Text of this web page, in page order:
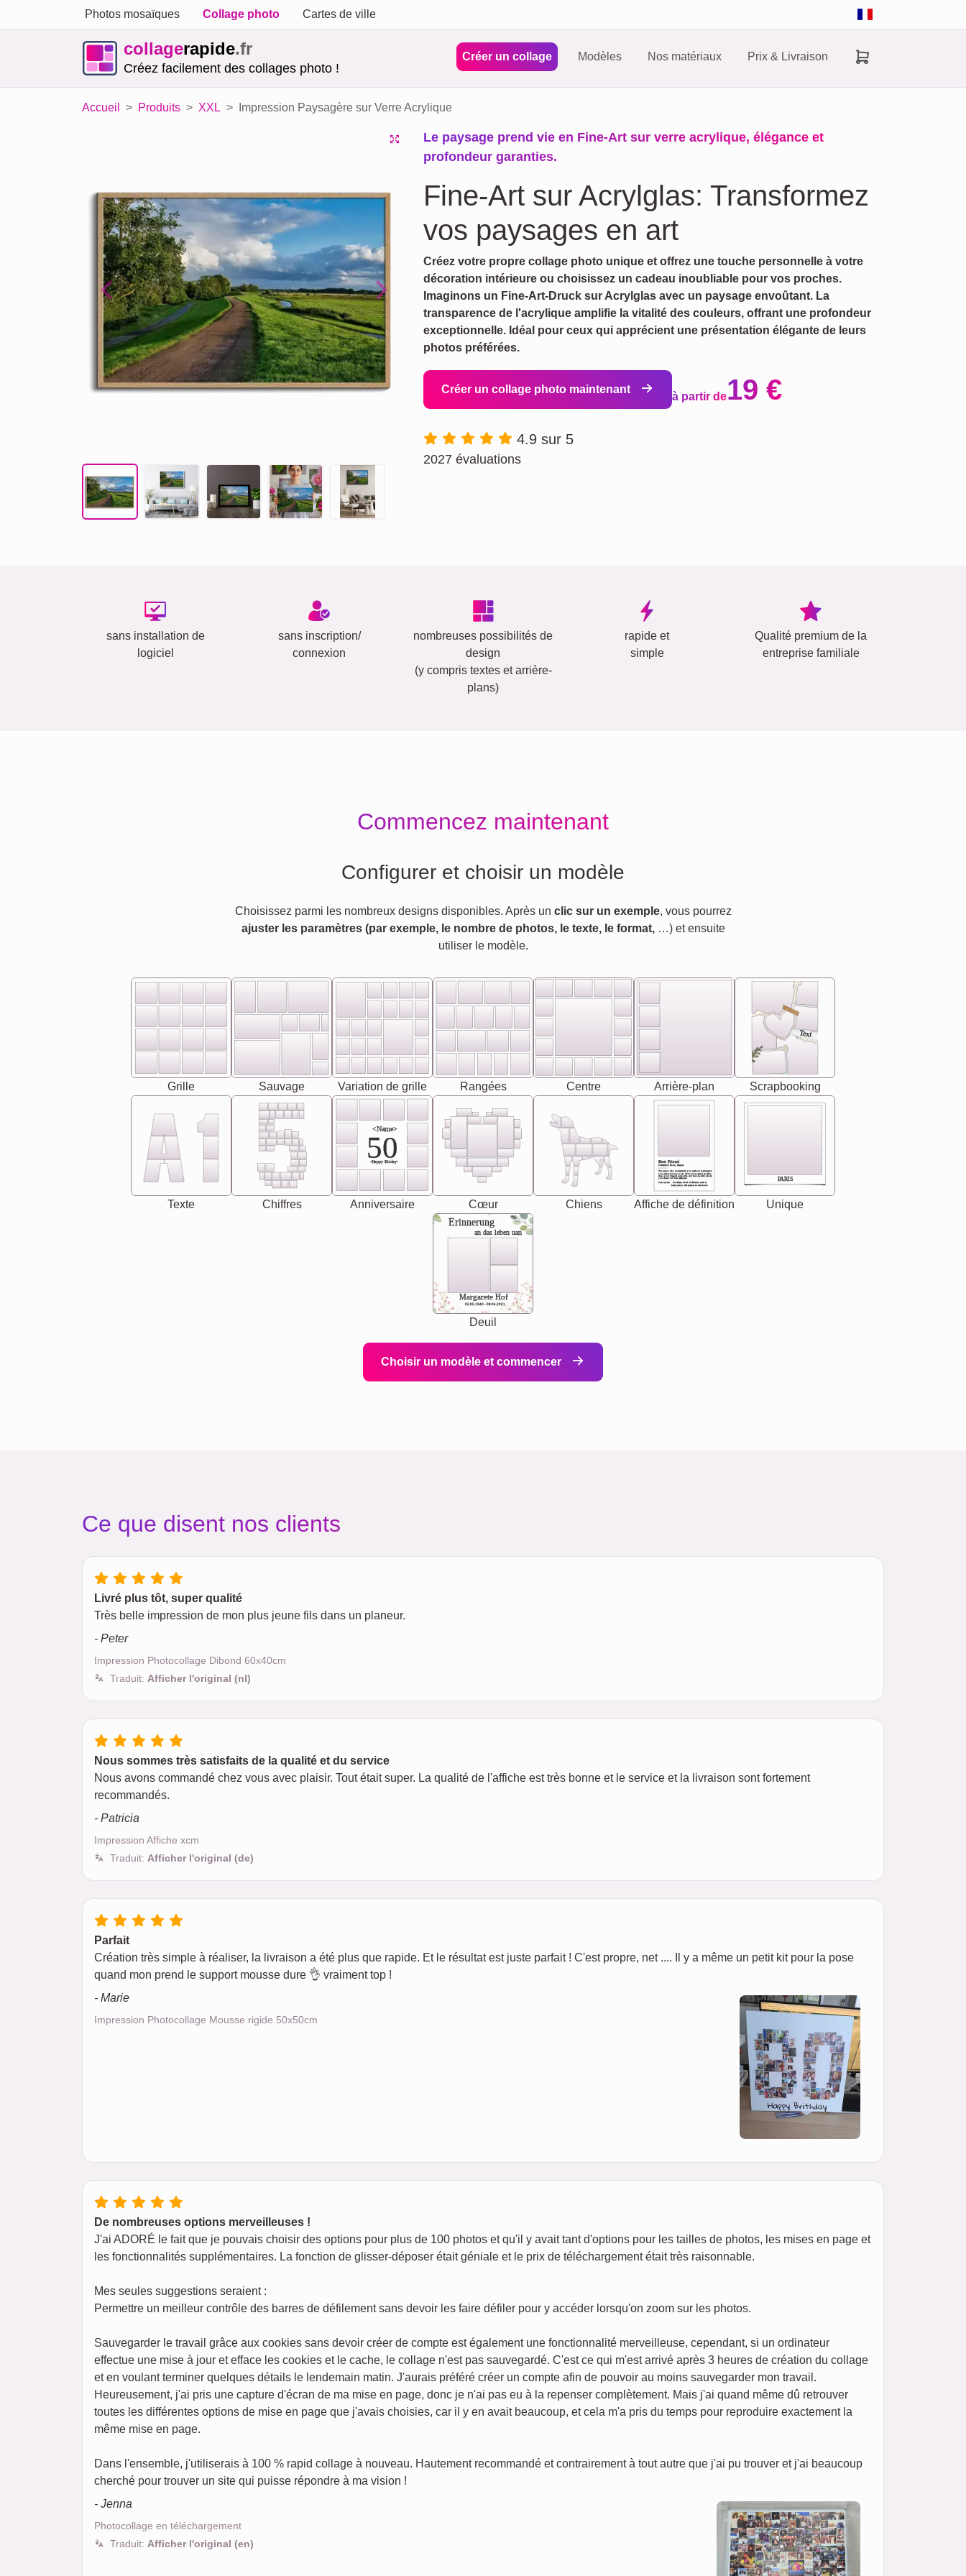
Photos mosaïques Collage photo Cartes de ville
collagerapide.fr
Créez facilement des collages photo !
Créer un collage Modèles Nos matériaux Prix & Livraison
Accueil Produits XXL Impression Paysagère sur Verre Acrylique
Previous Next
Le paysage prend vie en Fine-Art sur verre acrylique, élégance et
profondeur garanties.
Fine-Art sur Acrylglas: Transformez
vos paysages en art
Créez votre propre collage photo unique et offrez une touche personnelle à votre
décoration intérieure ou choisissez un cadeau inoubliable pour vos proches.
Imaginons un Fine-Art-Druck sur Acrylglas avec un paysage envoûtant. La
transparence de l'acrylique amplifie la vitalité des couleurs, offrant une profondeur
exceptionnelle. Idéal pour ceux qui apprécient une présentation élégante de leurs
photos préférées.
Créer un collage photo maintenant
à partir de19 €
4.9 sur 5
2027 évaluations
sans installation de
logiciel
sans inscription/
connexion
nombreuses possibilités de
design
(y compris textes et arrière-
plans)
rapide et
simple
Qualité premium de la
entreprise familiale
Commencez maintenant
Configurer et choisir un modèle
Choisissez parmi les nombreux designs disponibles. Après un clic sur un exemple, vous pourrez
ajuster les paramètres (par exemple, le nombre de photos, le texte, le format,…) et ensuite
utiliser le modèle.
Grille Sauvage Variation de grille Rangées Centre Arrière-plan
Text
Scrapbooking
Texte Chiffres
<Name>
50
-Happy Birday-
Anniversaire Cœur Chiens
Best Friend
[<NAME>] Noun, feminie
Synonyms: Soulmate, closet confidante, sister at
heart person, life partner in adventure.
The person who understands you without explanation
you accepts just as you are. She's your partner in life's,
chaos your biggest supporter, and the one with whom
you share your best memories.
Affiche de définition
PARIS
Unique
Erinnerung
an das leben uan
Margarete Hof
02.05.1940 - 08.04.2021
Deuil
Choisir un modèle et commencer
Ce que disent nos clients
Livré plus tôt, super qualité
Très belle impression de mon plus jeune fils dans un planeur.
- Peter
Impression Photocollage Dibond 60x40cm
Traduit: Afficher l'original (nl)
Nous sommes très satisfaits de la qualité et du service
Nous avons commandé chez vous avec plaisir. Tout était super. La qualité de l'affiche est très bonne et le service et la livraison sont fortement
recommandés.
- Patricia
Impression Affiche xcm
Traduit: Afficher l'original (de)
Parfait
Création très simple à réaliser, la livraison a été plus que rapide. Et le résultat est juste parfait ! C'est propre, net .... Il y a même un petit kit pour la pose
quand mon prend le support mousse dure 👌 vraiment top !
- Marie
Impression Photocollage Mousse rigide 50x50cm
De nombreuses options merveilleuses !
J'ai ADORÉ le fait que je pouvais choisir des options pour plus de 100 photos et qu'il y avait tant d'options pour les tailles de photos, les mises en page et
les fonctionnalités supplémentaires. La fonction de glisser-déposer était géniale et le prix de téléchargement était très raisonnable.
Mes seules suggestions seraient :
Permettre un meilleur contrôle des barres de défilement sans devoir les faire défiler pour y accéder lorsqu'on zoom sur les photos.
Sauvegarder le travail grâce aux cookies sans devoir créer de compte est également une fonctionnalité merveilleuse, cependant, si un ordinateur
effectue une mise à jour et efface les cookies et le cache, le collage n'est pas sauvegardé. C'est ce qui m'est arrivé après 3 heures de création du collage
et en voulant terminer quelques détails le lendemain matin. J'aurais préféré créer un compte afin de pouvoir au moins sauvegarder mon travail.
Heureusement, j'ai pris une capture d'écran de ma mise en page, donc je n'ai pas eu à la repenser complètement. Mais j'ai quand même dû retrouver
toutes les différentes options de mise en page que j'avais choisies, car il y en avait beaucoup, et cela m'a pris du temps pour reproduire exactement la
même mise en page.
Dans l'ensemble, j'utiliserais à 100 % rapid collage à nouveau. Hautement recommandé et contrairement à tout autre que j'ai pu trouver et j'ai beaucoup
cherché pour trouver un site qui puisse répondre à ma vision !
- Jenna
Photocollage en téléchargement
Traduit: Afficher l'original (en)